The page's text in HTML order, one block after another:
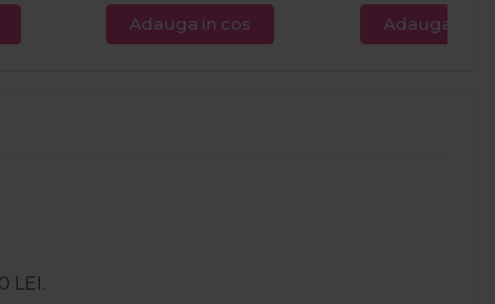
Adauga in cos Adauga in
LEI.